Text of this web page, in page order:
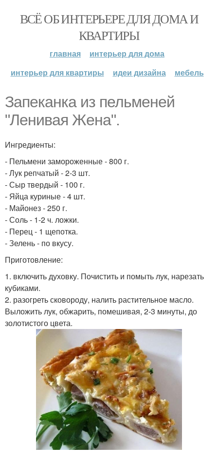
ВСЁ ОБ ИНТЕРЬЕРЕ ДЛЯ ДОМА И
КВАРТИРЫ
главная
интерьер для дома
интерьер для квартиры
идеи дизайна мебель
Запеканка из пельменей
"Ленивая Жена".
Ингредиенты:
- Пельмени замороженные - 800 г.
- Лук репчатый - 2-3 шт.
- Сыр твердый - 100 г.
- Яйца куриные - 4 шт.
- Майонез - 250 г.
- Соль - 1-2 ч. ложки.
- Перец - 1 щепотка.
- Зелень - по вкусу.
Приготовление:
1. включить духовку. Почистить и помыть лук, нарезать
кубиками.
2. разогреть сковороду, налить растительное масло.
Выложить лук, обжарить, помешивая, 2-3 минуты, до
золотистого цвета.